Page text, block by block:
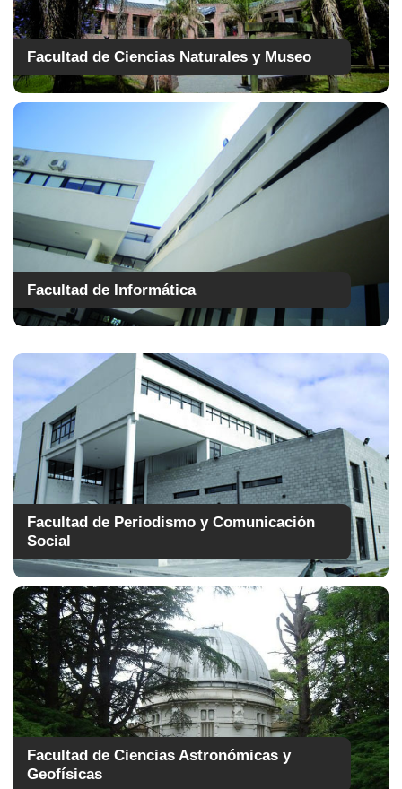
Facultad de Ciencias Naturales y Museo
Facultad de Informática
Facultad de Periodismo y Comunicación
Social
Facultad de Ciencias Astronómicas y
Geofísicas